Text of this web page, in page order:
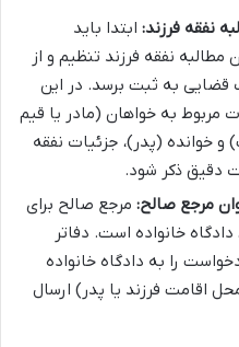
نفقه فرزند: ابتدا باید
نفقه فرزند تنظیم و از
قضایی به ثبت برسد. در این
مربوط به خواهان (مادر یا قیم
خوانده (پدر)، جزئیات نفقه
دقیق ذکر شود.
مرجع صالح: مرجع صالح برای
خانواده است. دفاتر
را به دادگاه خانواده
اقامت فرزند یا پدر) ارسال